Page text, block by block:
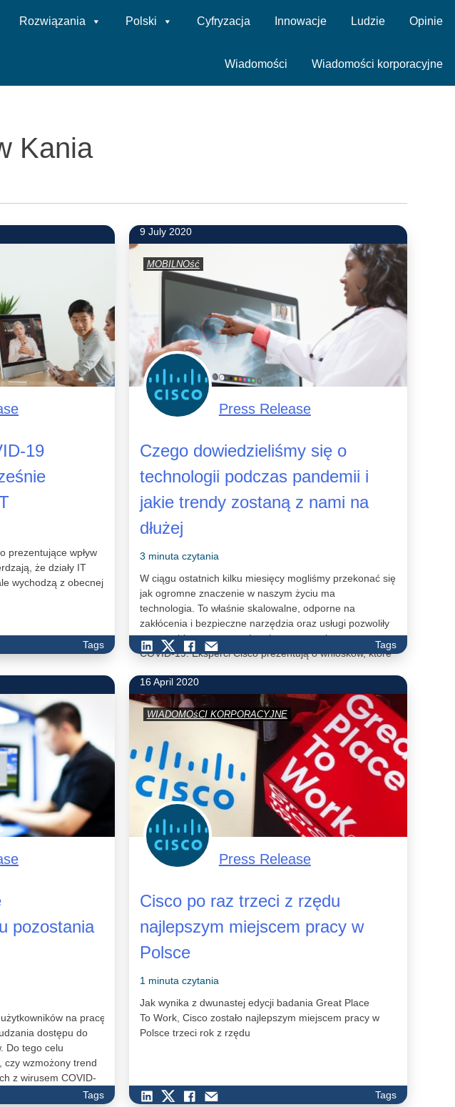
Rozwiązania Polski Cyfryzacja Innowacje Ludzie Opinie
Wiadomości Wiadomości korporacyjne
Kania
19
prezentujące wpływ
że działy IT
wychodzą z obecnej
Tags
9 July 2020
MOBILNOść
Press Release
Czego dowiedzieliśmy się o
technologii podczas pandemii i
jakie trendy zostaną z nami na
dłużej
3 minuta czytania
W ciągu ostatnich kilku miesięcy mogliśmy przekonać się
jak ogromne znaczenie w naszym życiu ma
technologia. To właśnie skalowalne, odporne na
zakłócenia i bezpieczne narzędzia oraz usługi pozwoliły
nam szybko zareagować na kryzys wywołany przez
COVID-19. Eksperci Cisco prezentują 8 wniosków, które
Tags
pozostania
na pracę zdalną, Koncentrują
dostępu do
Do tego celu
czy wzmożony trend
z wirusem COVID-
użytkowników.
Tags
16 April 2020
WIADOMOśCI KORPORACYJNE
Press Release
Cisco po raz trzeci z rzędu
najlepszym miejscem pracy w
Polsce
1 minuta czytania
Jak wynika z dwunastej edycji badania Great Place
To Work, Cisco zostało najlepszym miejscem pracy w
Polsce trzeci rok z rzędu
Tags